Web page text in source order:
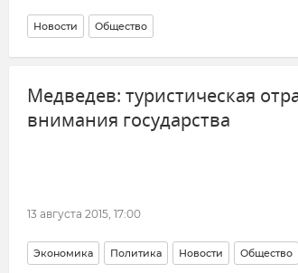
Новости Общество
Медведев: туристическая
внимания государства
13 августа 2015, 17:00
Экономика Политика Новости Общество